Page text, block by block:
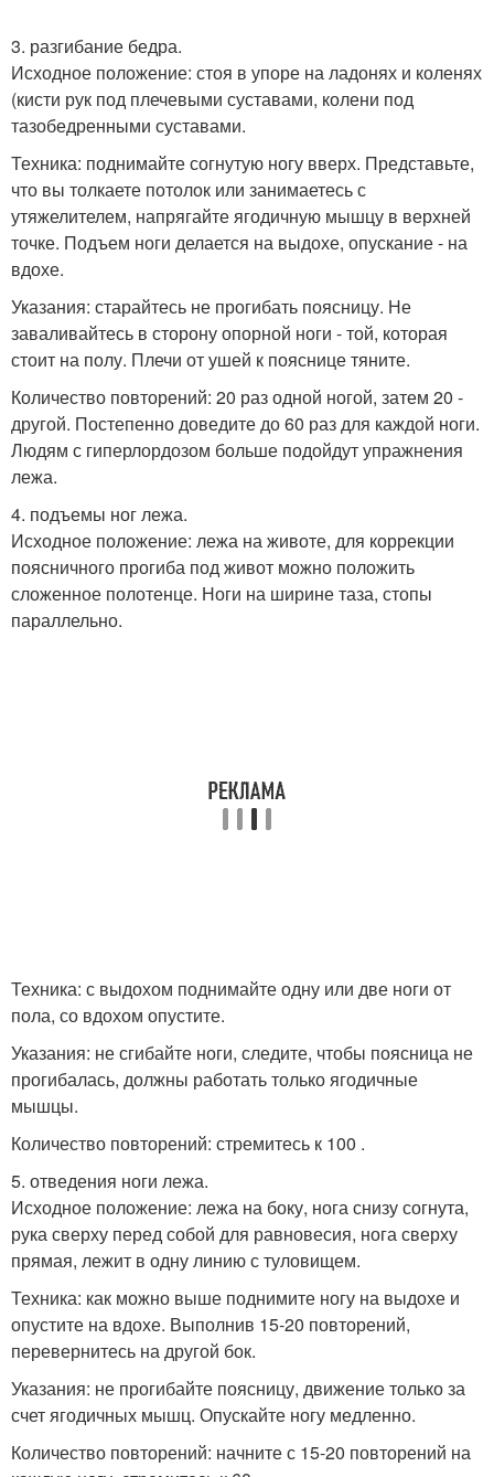
3. разгибание бедра.
Исходное положение: стоя в упоре на ладонях и коленях
(кисти рук под плечевыми суставами, колени под
тазобедренными суставами.
Техника: поднимайте согнутую ногу вверх. Представьте,
что вы толкаете потолок или занимаетесь с
утяжелителем, напрягайте ягодичную мышцу в верхней
точке. Подъем ноги делается на выдохе, опускание - на
вдохе.
Указания: старайтесь не прогибать поясницу. Не
заваливайтесь в сторону опорной ноги - той, которая
стоит на полу. Плечи от ушей к пояснице тяните.
Количество повторений: 20 раз одной ногой, затем 20 -
другой. Постепенно доведите до 60 раз для каждой ноги.
Людям с гиперлордозом больше подойдут упражнения
лежа.
4. подъемы ног лежа.
Исходное положение: лежа на животе, для коррекции
поясничного прогиба под живот можно положить
сложенное полотенце. Ноги на ширине таза, стопы
параллельно.
Техника: с выдохом поднимайте одну или две ноги от
пола, со вдохом опустите.
Указания: не сгибайте ноги, следите, чтобы поясница не
прогибалась, должны работать только ягодичные
мышцы.
Количество повторений: стремитесь к 100 .
5. отведения ноги лежа.
Исходное положение: лежа на боку, нога снизу согнута,
рука сверху перед собой для равновесия, нога сверху
прямая, лежит в одну линию с туловищем.
Техника: как можно выше поднимите ногу на выдохе и
опустите на вдохе. Выполнив 15-20 повторений,
перевернитесь на другой бок.
Указания: не прогибайте поясницу, движение только за
счет ягодичных мышц. Опускайте ногу медленно.
Количество повторений: начните с 15-20 повторений на